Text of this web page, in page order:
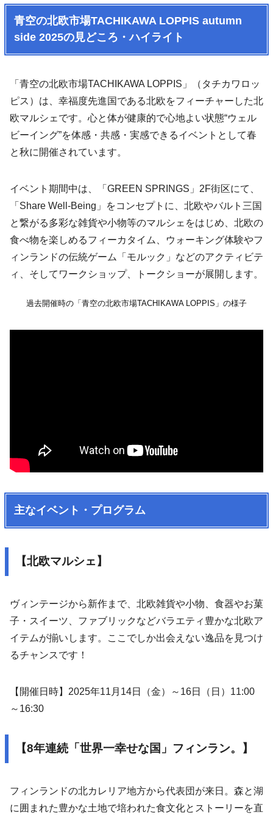
青空の北欧市場TACHIKAWA LOPPIS autumn
side 2025の見どころ・ハイライト
「青空の北欧市場TACHIKAWA LOPPIS」（タチカワロッ
ピス）は、幸福度先進国である北欧をフィーチャーした北
欧マルシェです。心と体が健康的で心地よい状態“ウェル
ビーイング”を体感・共感・実感できるイベントとして春
と秋に開催されています。
イベント期間中は、「GREEN SPRINGS」2F街区にて、
「Share Well-Being」をコンセプトに、北欧やバルト三国
と繋がる多彩な雑貨や小物等のマルシェをはじめ、北欧の
食べ物を楽しめるフィーカタイム、ウォーキング体験やフ
ィンランドの伝統ゲーム「モルック」などのアクティビテ
ィ、そしてワークショップ、トークショーが展開します。
過去開催時の「青空の北欧市場TACHIKAWA LOPPIS」の様子
主なイベント・プログラム
【北欧マルシェ】
ヴィンテージから新作まで、北欧雑貨や小物、食器やお菓
子・スイーツ、ファブリックなどバラエティ豊かな北欧ア
イテムが揃いします。ここでしか出会えない逸品を見つけ
るチャンスです！
【開催日時】2025年11月14日（金）～16日（日）11:00
～16:30
【8年連続「世界一幸せな国」フィンラン。】
フィンランドの北カレリア地方から代表団が来日。森と湖
に囲まれた豊かな土地で培われた食文化とストーリーを直